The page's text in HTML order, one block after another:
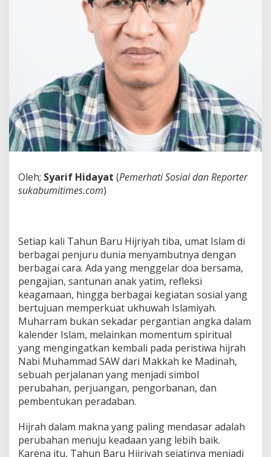
m
n
g
P
e
r
u
b
a
h
a
t
a
s
u
a
l
i
t
a
s
A
l
a
K
e
j
a
e
n
?
Oleh; Syarif Hidayat (Pemerhati Sosial dan Reporter
sukabumitimes.com)
Setiap kali Tahun Baru Hijriyah tiba, umat Islam di
berbagai penjuru dunia menyambutnya dengan
berbagai cara. Ada yang menggelar doa bersama,
pengajian, santunan anak yatim, refleksi
keagamaan, hingga berbagai kegiatan sosial yang
bertujuan memperkuat ukhuwah Islamiyah.
Muharram bukan sekadar pergantian angka dalam
kalender Islam, melainkan momentum spiritual
yang mengingatkan kembali pada peristiwa hijrah
Nabi Muhammad SAW dari Makkah ke Madinah,
sebuah perjalanan yang menjadi simbol
perubahan, perjuangan, pengorbanan, dan
pembentukan peradaban.
Hijrah dalam makna yang paling mendasar adalah
perubahan menuju keadaan yang lebih baik.
Karena itu, Tahun Baru Hijriyah sejatinya menjadi